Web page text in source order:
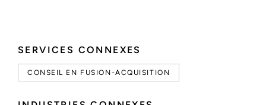
SERVICES CONNEXES
CONSEIL EN FUSION-ACQUISITION